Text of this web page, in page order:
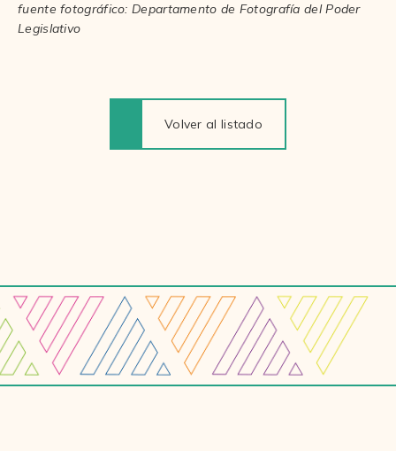
fuente fotográfico: Departamento de Fotografía del Poder
Legislativo
Volver al listado